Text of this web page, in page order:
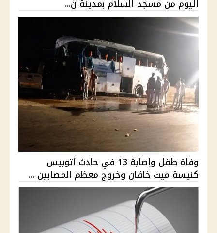
اليوم من مسجد السلام بمدينة ن...
وفاة طفل وإصابة 13 في حادث أتوبيس
كنيسة ميت خاقان وخروج معظم المصابين ...